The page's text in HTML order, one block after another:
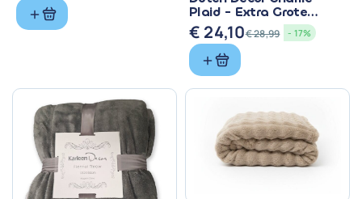
Plaid - Extra Grote
Fleece Deken Groen
€28,99
Oorspronkelijke
prijs
was:
€ 24,10
Huidige
prijs
is:
- 17%